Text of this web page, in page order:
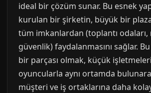
ideal bir çözüm sunar. Bu esnek
kurulan bir şirketin, büyük bir
tüm imkanlardan (toplantı odaları,
güvenlik) faydalanmasını sağlar.
bir parçası olmak, küçük
oyuncularla aynı ortamda
müşteri ve iş ortaklarına daha